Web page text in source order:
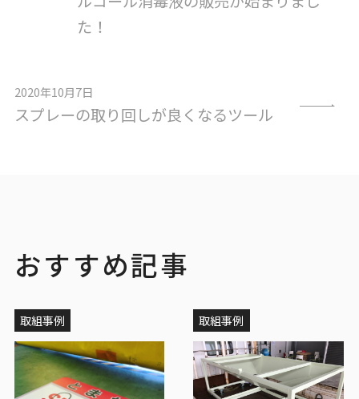
た！
2020年10月7日
スプレーの取り回しが良くなるツール
おすすめ記事
取組事例 取組事例